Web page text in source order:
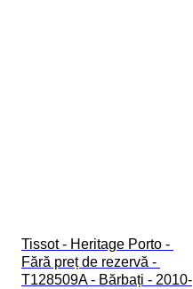
Tissot - Heritage Porto -
Fără preț de rezervă -
T128509A - Bărbați - 2010-